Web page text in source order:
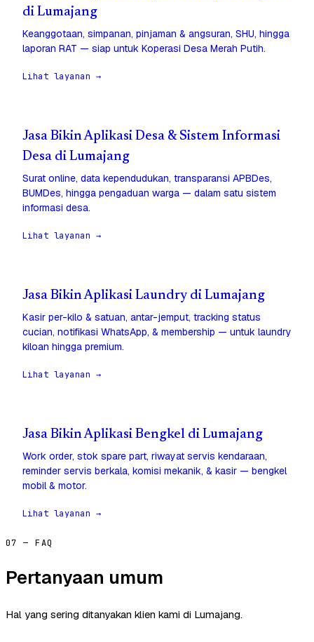
di Lumajang
Keanggotaan, simpanan, pinjaman & angsuran, SHU, hingga
laporan RAT — siap untuk Koperasi Desa Merah Putih.
Lihat layanan →
Jasa Bikin Aplikasi Desa & Sistem Informasi
Desa di Lumajang
Surat online, data kependudukan, transparansi APBDes,
BUMDes, hingga pengaduan warga — dalam satu sistem
informasi desa.
Lihat layanan →
Jasa Bikin Aplikasi Laundry di Lumajang
Kasir per-kilo & satuan, antar-jemput, tracking status
cucian, notifikasi WhatsApp, & membership — untuk laundry
kiloan hingga premium.
Lihat layanan →
Jasa Bikin Aplikasi Bengkel di Lumajang
Work order, stok spare part, riwayat servis kendaraan,
reminder servis berkala, komisi mekanik, & kasir — bengkel
mobil & motor.
Lihat layanan →
07 — FAQ
Pertanyaan umum
Hal yang sering ditanyakan klien kami di Lumajang.